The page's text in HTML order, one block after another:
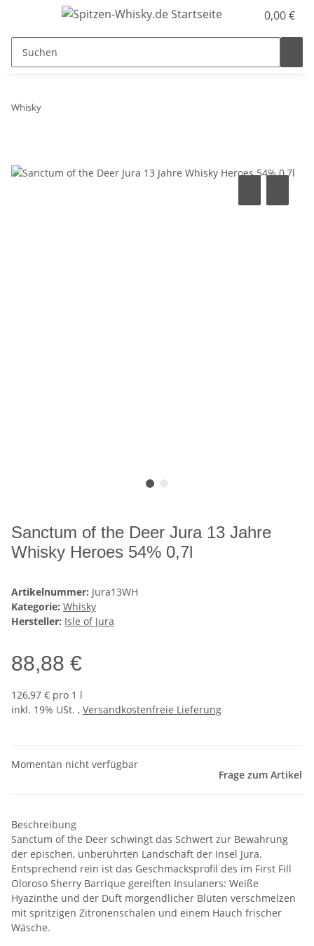
0,00 €
Whisky
Sanctum of the Deer Jura 13 Jahre
Whisky Heroes 54% 0,7l
Artikelnummer: Jura13WH
Kategorie: Whisky
Hersteller: Isle of Jura
88,88 €
126,97 € pro 1 l
inkl. 19% USt. , Versandkostenfreie Lieferung
Momentan nicht verfügbar
Frage zum Artikel
Beschreibung
Sanctum of the Deer schwingt das Schwert zur Bewahrung
der epischen, unberührten Landschaft der Insel Jura.
Entsprechend rein ist das Geschmacksprofil des im First Fill
Oloroso Sherry Barrique gereiften Insulaners: Weiße
Hyazinthe und der Duft morgendlicher Blüten verschmelzen
mit spritzigen Zitronenschalen und einem Hauch frischer
Wäsche.